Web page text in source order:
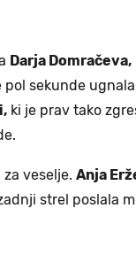
Darja Domračeva,
pol sekunde
ki je prav tako
veselje. Anja
strel poslala